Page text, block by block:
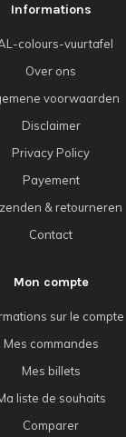
Informations
colours-vuurtafel
Over ons
voorwaarden
Disclaimer
Privacy Policy
Payement
& retourneren
Contact
Mon compte
sur le compte
Mes commandes
Mes billets
liste de souhaits
Comparer